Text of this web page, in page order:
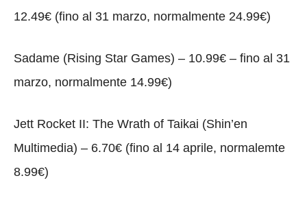
12.49€ (fino al 31 marzo, normalmente 24.99€)
Sadame (Rising Star Games) – 10.99€ – fino al 31
marzo, normalmente 14.99€)
Jett Rocket II: The Wrath of Taikai (Shin’en
Multimedia) – 6.70€ (fino al 14 aprile, normalemte
8.99€)